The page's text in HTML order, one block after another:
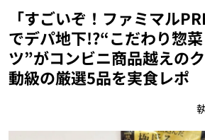
「すごいぞ！ファミマル
でデパ地下!?“こだわり惣
ツ”がコンビニ商品越えの
動級の厳選5品を実食レポ